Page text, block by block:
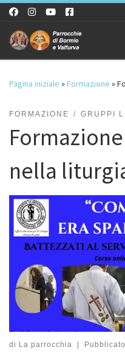
Passa al contenuto
Pagina iniziale »Formazione »
FORMAZIONE GRUPPI
nella
di La parrocchia Pubblicato